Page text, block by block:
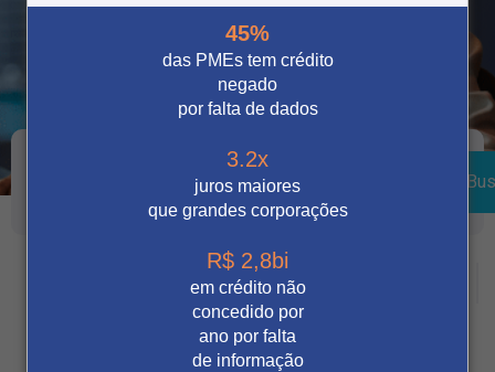
45%
das PMEs tem crédito
negado
por falta de dados
3.2x
juros maiores
que grandes corporações
R$ 2,8bi
em crédito não
concedido por
ano por falta
de informação
Vendas Digitais Prevenção à fraude
Automação